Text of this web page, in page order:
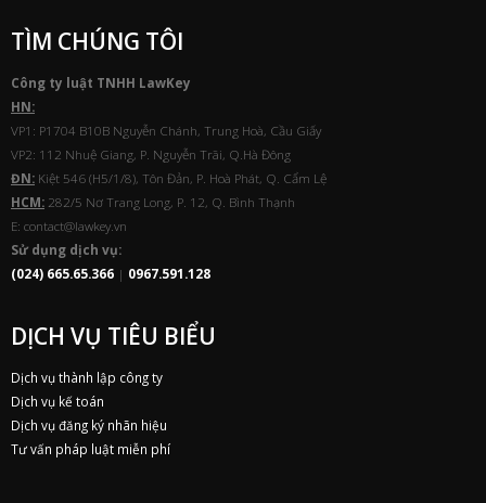
TÌM CHÚNG TÔI
Công ty luật TNHH LawKey
HN:
VP1: P1704 B10B Nguyễn Chánh, Trung Hoà, Cầu Giấy
VP2: 112 Nhuệ Giang, P. Nguyễn Trãi, Q.Hà Đông
ĐN: Kiệt 546 (H5/1/8), Tôn Đản, P. Hoà Phát, Q. Cẩm Lệ
HCM: 282/5 Nơ Trang Long, P. 12, Q. Bình Thạnh
E: contact@lawkey.vn
Sử dụng dịch vụ:
(024) 665.65.366 | 0967.591.128
DỊCH VỤ TIÊU BIỂU
Dịch vụ thành lập công ty
Dịch vụ kế toán
Dịch vụ đăng ký nhãn hiệu
Tư vấn pháp luật miễn phí